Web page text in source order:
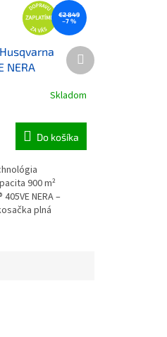
€2 849
–7 %
NERA
Skladom
Do košíka
900 m²
NERA –
plná
Ďalší produkt